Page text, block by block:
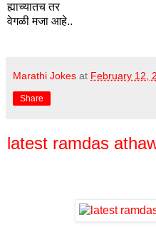
ह्याच्यातच तर
वेगळी मजा आहे..
Marathi Jokes at February 12,
Share
latest ramdas